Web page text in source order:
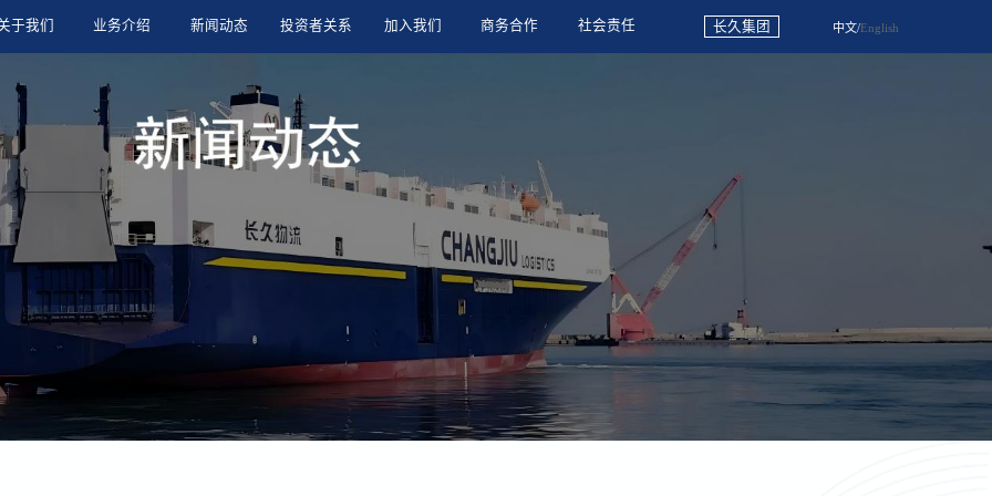
于我们 业务介绍 新闻动态 投资者关系 加入我们 商务合作 社会责任 长久集团 中文/English